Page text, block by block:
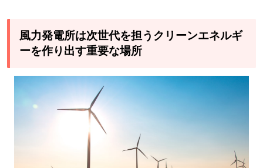
風力発電所は次世代を担うクリーンエネルギ
ーを作り出す重要な場所